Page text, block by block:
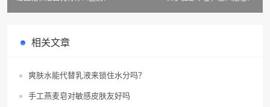
相关文章
爽肤水能代替乳液来锁住水分吗？
手工燕麦皂对敏感皮肤友好吗